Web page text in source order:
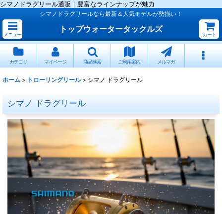
シマノドラグリール通販｜豊富なラインナップが魅力
シマノドラグリールなら最新＆人気モデルが勢揃い！
メニュー
トップウォータータックルズ
カート
カテゴリ マイページ 商品検索 ご利用案内 メルマガ
ホーム > トローリングリール > シマノ ドラグリール
シマノ ドラグリール